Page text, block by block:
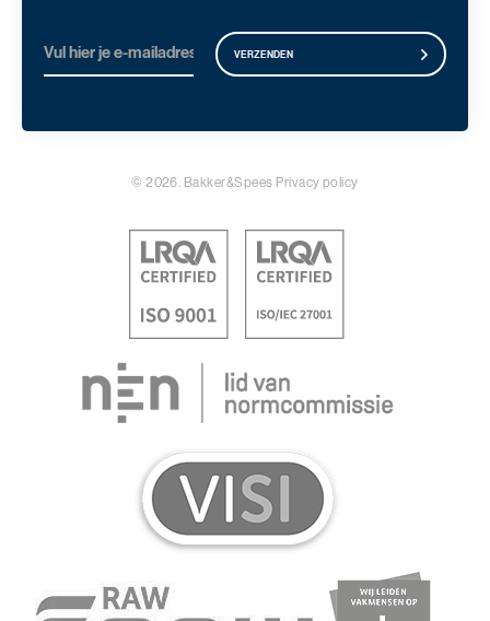
VERZENDEN
© 2026. Bakker&Spees Privacy policy